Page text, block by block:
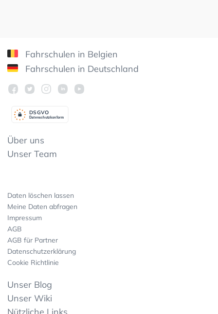
Fahrschulen in Belgien
Fahrschulen in Deutschland
Datenschutzkonform
DSGVO
Über uns
Unser Team
Daten löschen lassen
Meine Daten abfragen
Impressum
AGB
AGB für Partner
Datenschutzerklärung
Cookie Richtlinie
Unser Blog
Unser Wiki